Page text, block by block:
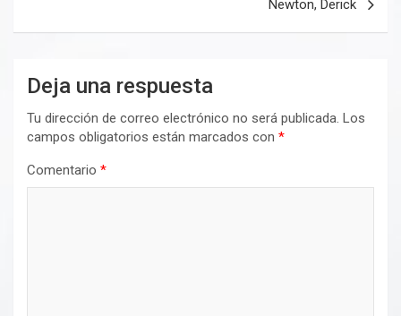
Newton, Derick
Deja una respuesta
Tu dirección de correo electrónico no será publicada. Los
campos obligatorios están marcados con *
Comentario *